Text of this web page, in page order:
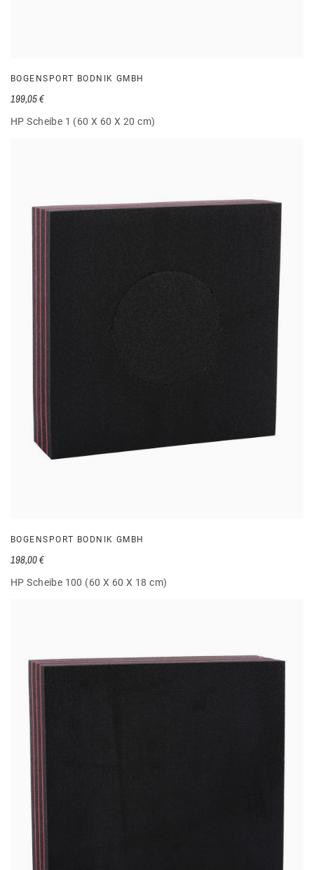
BOGENSPORT BODNIK GMBH
HP Scheibe 1 (60 X 60 X 20 cm)
199,05 €
BOGENSPORT BODNIK GMBH
HP Scheibe 100 (60 X 60 X 18 cm)
198,00 €